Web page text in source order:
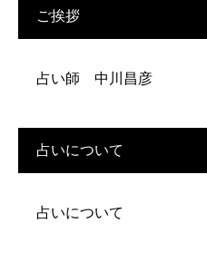
ご挨拶
占い師 中川昌彦
占いについて
占いについて